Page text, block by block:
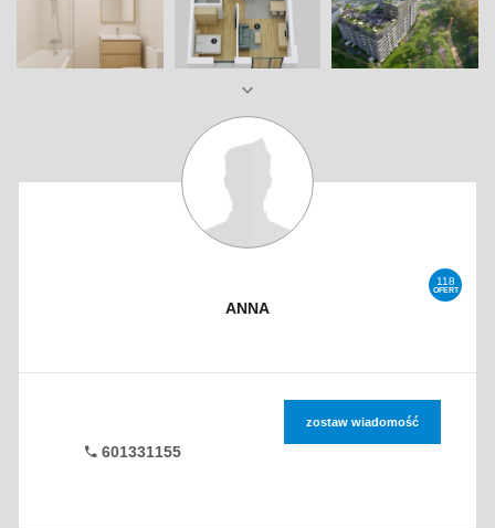
118
OFERT
ANNA
601331155
zostaw wiadomość